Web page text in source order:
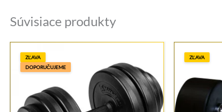
Súvisiace produkty
ZĽAVA
DOPORUČUJEME
ZĽAVA